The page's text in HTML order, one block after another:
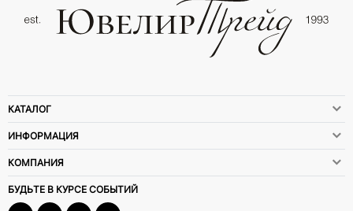
КАТАЛОГ
ИНФОРМАЦИЯ
КОМПАНИЯ
БУДЬТЕ В КУРСЕ СОБЫТИЙ